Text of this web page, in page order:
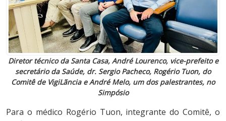
Diretor técnico da Santa Casa, André Lourenco, vice-prefeito e
secretário da Saúde, dr. Sergio Pacheco, Rogério Tuon, do
Comitê de VigiLãncia e André Melo, um dos palestrantes, no
Simpósio
Para o médico Rogério Tuon, integrante do Comitê, o